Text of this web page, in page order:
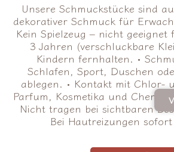
Unsere Schmuckstücke sind
dekorativer Schmuck für
Kein Spielzeug – nicht
3 Jahren (verschluckbare
Kindern fernhalten. •
Schlafen, Sport, Duschen
ablegen. • Kontakt mit Chlor-
Parfum, Kosmetika und
Nicht tragen bei sichtbaren
Bei Hautreizungen